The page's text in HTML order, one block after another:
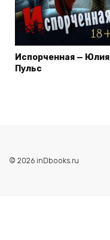
Испорченная — Юлия
Пульс
© 2026 inDbooks.ru